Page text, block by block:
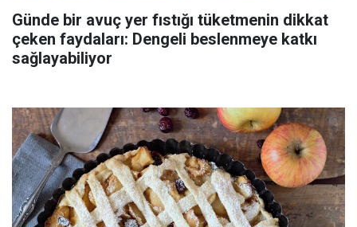
Günde bir avuç yer fıstığı tüketmenin dikkat
çeken faydaları: Dengeli beslenmeye katkı
sağlayabiliyor